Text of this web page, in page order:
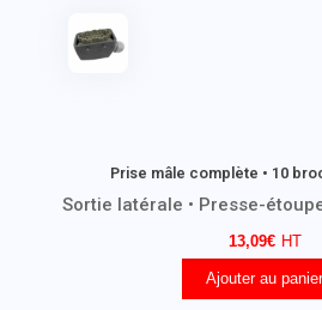
Prise mâle complète • 10
Sortie latérale • Presse-
13,09€
Ajouter au panier